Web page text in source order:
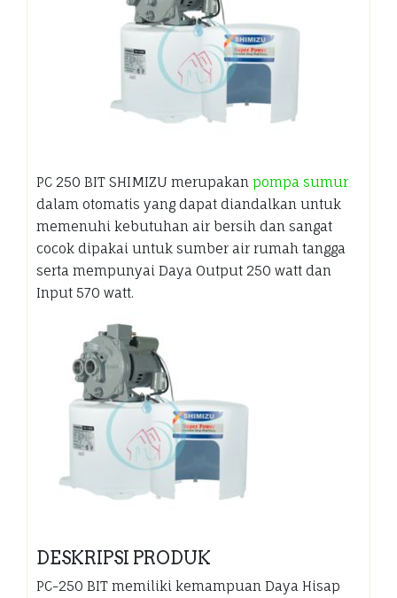
PC 250 BIT SHIMIZU merupakan pompa sumur
dalam otomatis yang dapat diandalkan untuk
memenuhi kebutuhan air bersih dan sangat
cocok dipakai untuk sumber air rumah tangga
serta mempunyai Daya Output 250 watt dan
Input 570 watt.
DESKRIPSI PRODUK
PC-250 BIT memiliki kemampuan Daya Hisap